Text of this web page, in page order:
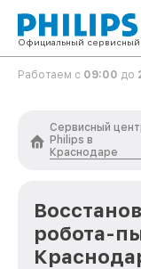
Официальный сервисный
Работаем с 09:00 до
Сервисный
Philips в
Краснодаре
робота-